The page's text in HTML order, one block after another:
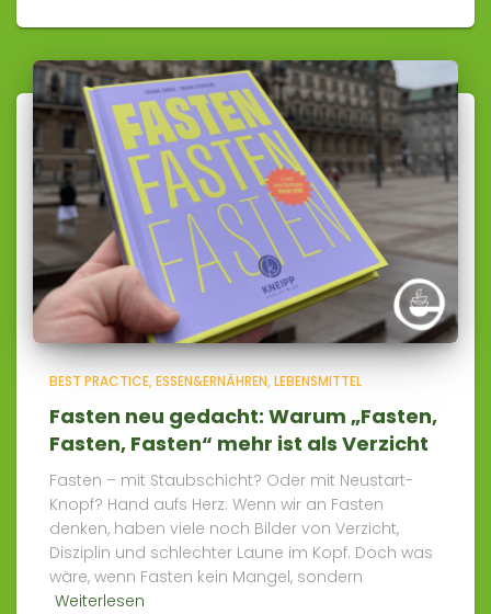
BEST PRACTICE ESSEN&ERNÄHREN LEBENSMITTEL
Fasten neu gedacht: Warum „Fasten,
Fasten, Fasten“ mehr ist als Verzicht
Fasten – mit Staubschicht? Oder mit Neustart-
Knopf? Hand aufs Herz: Wenn wir an Fasten
denken, haben viele noch Bilder von Verzicht,
Disziplin und schlechter Laune im Kopf. Doch was
wäre, wenn Fasten kein Mangel, sondern
Weiterlesen